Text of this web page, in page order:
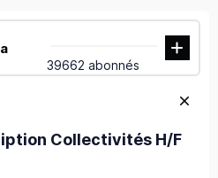
39662 abonnés
Collectivités H/F